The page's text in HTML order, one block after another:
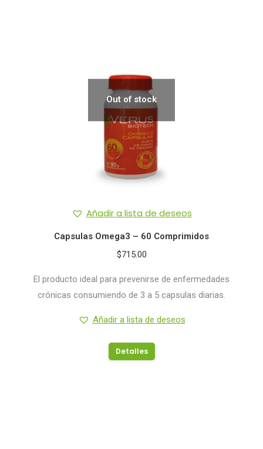
Out of stock
Añadir a lista de deseos
Capsulas Omega3 – 60 Comprimidos
$715.00
El producto ideal para prevenirse de enfermedades
crónicas consumiendo de 3 a 5 capsulas diarias.
Añadir a lista de deseos
Detalles